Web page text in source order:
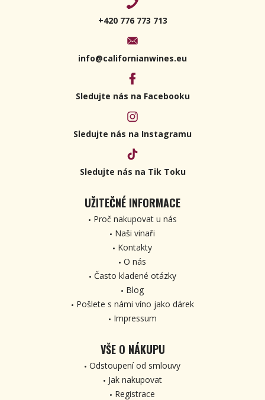
+420 776 773 713
info@californianwines.eu
Sledujte nás na Facebooku
Sledujte nás na Instagramu
Sledujte nás na Tik Toku
UŽITEČNÉ INFORMACE
Proč nakupovat u nás
Naši vinaři
Kontakty
O nás
Často kladené otázky
Blog
Pošlete s námi víno jako dárek
Impressum
VŠE O NÁKUPU
Odstoupení od smlouvy
Jak nakupovat
Registrace